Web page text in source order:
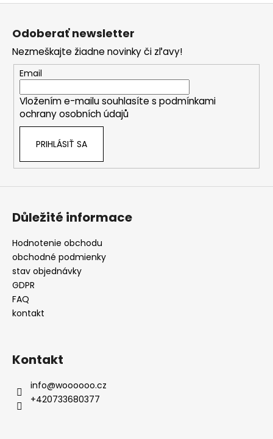
Z
Odoberať newsletter
Nezmeškajte žiadne novinky či zľavy!
Email
Vložením e-mailu souhlasíte s podmínkami
ochrany osobních údajů
PRIHLÁSIŤ SA
Důležité informace
Hodnotenie obchodu
obchodné podmienky
stav objednávky
GDPR
FAQ
kontakt
Kontakt
info@woooooo.cz
+420733680377